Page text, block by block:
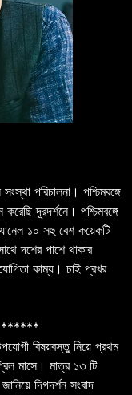
পরিচালনা। পশ্চিমবঙ্গে
দূরদর্শনে। পশ্চিমবঙ্গে
১০ সহু বেশ কয়েকটি
দশের পাশে থাকার
কাম্য। চাই প্রখর
বিষয়বস্তু নিয়ে প্রথম
মাসে। মাত্র ১৩ টি
দিগদর্শন সংবাদ